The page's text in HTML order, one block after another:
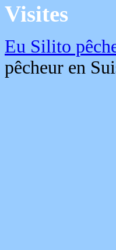
Visites
Eu Silito
pêcheur en